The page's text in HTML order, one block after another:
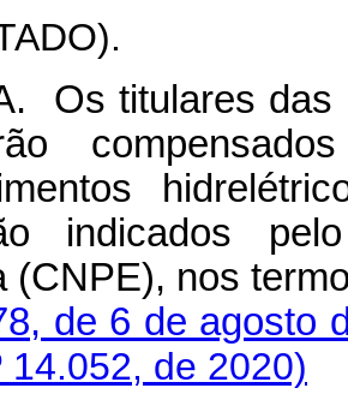
Os titulares das
indicados
(CNPE), nos
de 6 de agosto
14.052, de 2020)